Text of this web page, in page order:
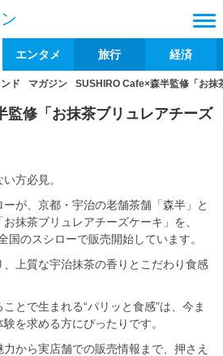
エンタメ 旅行 経済
ンド マガジン SUSHIRO Cafe×森半監修「お抹
監修「お抹茶ブリュレアチーズ
方必見。
が、京都・宇治の老舗茶舗「森半」と
抹茶ブリュレアチーズケーキ」を、
国のスシローで販売開始しています。
上質な宇治抹茶の香りとこだわり食感
とで生まれる“パリッと食感”は、今ま
を求める方にぴったりです。
から実店舗での販売情報まで、押さえ